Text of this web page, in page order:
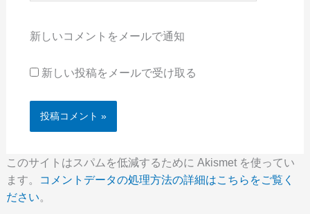
新しいコメントをメールで通知
新しい投稿をメールで受け取る
このサイトはスパムを低減するために Akismet を使ってい
ます。
コメントデータの処理方法の詳細はこちらをご覧く
ださい。